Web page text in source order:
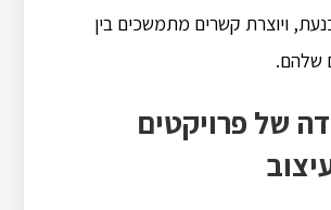
ויוצרת קשרים מתמשכים בין
שלהם.
של פרויקטים